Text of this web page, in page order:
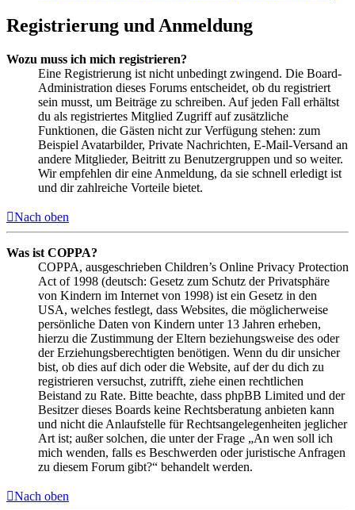
Registrierung und Anmeldung
Wozu muss ich mich registrieren?
Eine Registrierung ist nicht unbedingt zwingend. Die Board-
Administration dieses Forums entscheidet, ob du registriert
sein musst, um Beiträge zu schreiben. Auf jeden Fall erhältst
du als registriertes Mitglied Zugriff auf zusätzliche
Funktionen, die Gästen nicht zur Verfügung stehen: zum
Beispiel Avatarbilder, Private Nachrichten, E-Mail-Versand an
andere Mitglieder, Beitritt zu Benutzergruppen und so weiter.
Wir empfehlen dir eine Anmeldung, da sie schnell erledigt ist
und dir zahlreiche Vorteile bietet.
Nach oben
Was ist COPPA?
COPPA, ausgeschrieben Children’s Online Privacy Protection
Act of 1998 (deutsch: Gesetz zum Schutz der Privatsphäre
von Kindern im Internet von 1998) ist ein Gesetz in den
USA, welches festlegt, dass Websites, die möglicherweise
persönliche Daten von Kindern unter 13 Jahren erheben,
hierzu die Zustimmung der Eltern beziehungsweise des oder
der Erziehungsberechtigten benötigen. Wenn du dir unsicher
bist, ob dies auf dich oder die Website, auf der du dich zu
registrieren versuchst, zutrifft, ziehe einen rechtlichen
Beistand zu Rate. Bitte beachte, dass phpBB Limited und der
Besitzer dieses Boards keine Rechtsberatung anbieten kann
und nicht die Anlaufstelle für Rechtsangelegenheiten jeglicher
Art ist; außer solchen, die unter der Frage „An wen soll ich
mich wenden, falls es Beschwerden oder juristische Anfragen
zu diesem Forum gibt?“ behandelt werden.
Nach oben